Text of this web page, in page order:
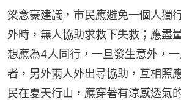
梁念豪建議，市民應避免一個人獨
外時，無人協助求救下失救；應盡
想應為4人同行，一旦發生意外，
者，另外兩人外出尋協助，互相照
民在夏天行山，應穿著有涼感透氣